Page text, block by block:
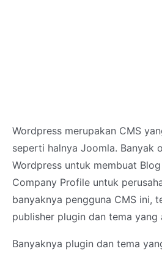
Wordpress merupakan CMS
seperti halnya Joomla. Banyak
Wordpress untuk membuat
Company Profile untuk
banyaknya pengguna CMS ini,
publisher plugin dan tema yang
Banyaknya plugin dan tema